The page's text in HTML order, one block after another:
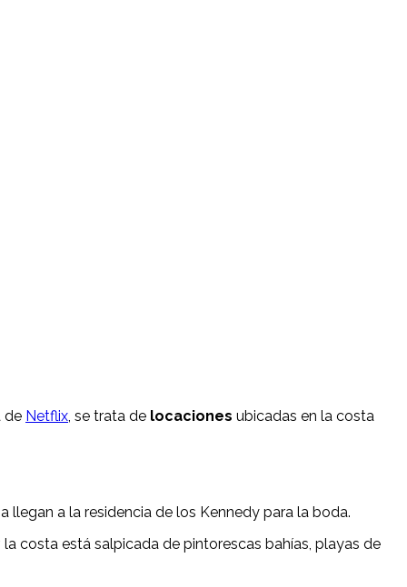
de Netflix , se trata de locaciones ubicadas en la costa
llegan a la residencia de los Kennedy para la boda.
costa está salpicada de pintorescas bahías, playas de